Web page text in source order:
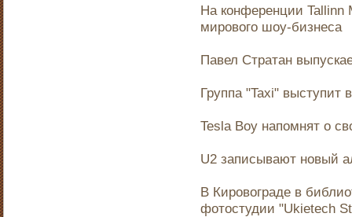
На конференции Tallinn
мирового шоу-бизнеса
Павел Стратан
Группа "Taxi" выступит
Tesla Boy напомнят о
U2 записывают новый
В Кировограде в
фотостудии "Ukietech